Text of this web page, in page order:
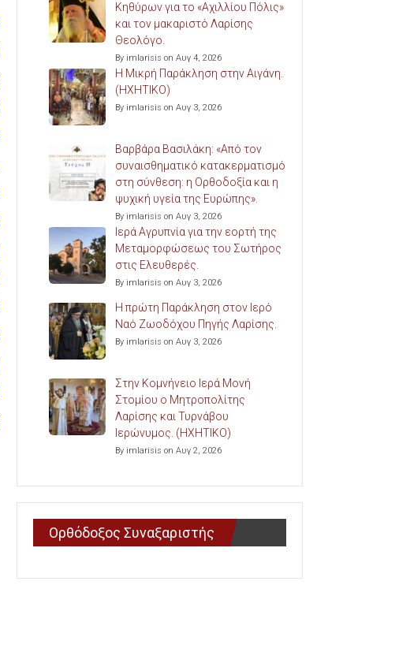
Κηθύρων για το «Αχιλλίου Πόλις»
και τον μακαριστό Λαρίσης
Θεολόγο.
By imlarisis on Αυγ 4, 2026
Η Μικρή Παράκληση στην Αιγάνη.
(ΗΧΗΤΙΚΟ)
By imlarisis on Αυγ 3, 2026
Βαρβάρα Βασιλάκη: «Από τον
συναισθηματικό κατακερματισμό
στη σύνθεση: η Ορθοδοξία και η
ψυχική υγεία της Ευρώπης».
By imlarisis on Αυγ 3, 2026
Ιερά Αγρυπνία για την εορτή της
Μεταμορφώσεως του Σωτήρος
στις Ελευθερές.
By imlarisis on Αυγ 3, 2026
Η πρώτη Παράκληση στον Ιερό
Ναό Ζωοδόχου Πηγής Λαρίσης.
By imlarisis on Αυγ 3, 2026
Στην Κομνήνειο Ιερά Μονή
Στομίου ο Μητροπολίτης
Λαρίσης και Τυρνάβου
Ιερώνυμος. (ΗΧΗΤΙΚΟ)
By imlarisis on Αυγ 2, 2026
Ορθόδοξος Συναξαριστής